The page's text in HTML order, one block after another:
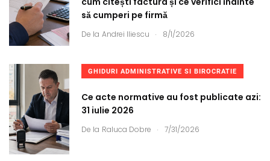
să cumperi pe firmă
De la Andrei Iliescu . 8/1/2026
GHIDURI ADMINISTRATIVE SI BIROCRATIE
Ce acte normative au fost publicate azi:
31 iulie 2026
De la Raluca Dobre . 7/31/2026